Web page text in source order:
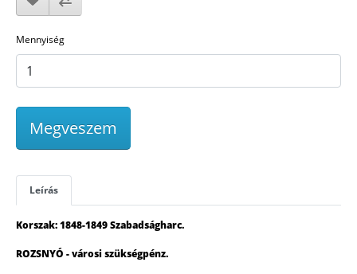
Mennyiség
Megveszem
Leírás
Korszak: 1848-1849 Szabadságharc.
ROZSNYÓ - városi szükségpénz.